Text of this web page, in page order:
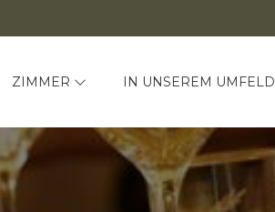
ZIMMER IN UNSEREM UMFELD